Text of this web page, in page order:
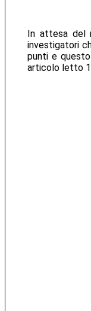
In attesa del
investigatori
punti e
articolo letto